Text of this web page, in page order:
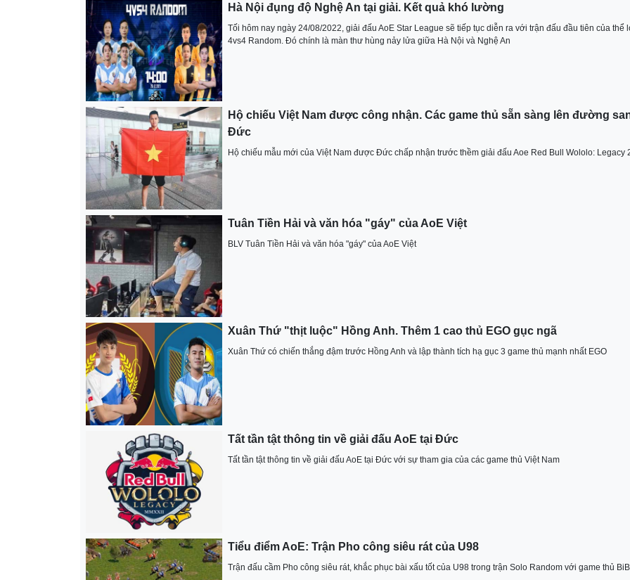
Hà Nội đụng độ Nghệ An tại giải. Kết quả khó lường
Tối hôm nay ngày 24/08/2022, giải đấu AoE Star League sẽ tiếp tục diễn ra với trận đấu đầu tiên của thể
4vs4 Random. Đó chính là màn thư hùng nảy lửa giữa Hà Nội và Nghệ An
Hộ chiếu Việt Nam được công nhận. Các game thủ sẵn sàng lên đường
Đức
Hộ chiếu mẫu mới của Việt Nam được Đức chấp nhận trước thềm giải đấu Aoe Red Bull Wololo: Legacy
Tuân Tiền Hải và văn hóa "gáy" của AoE Việt
BLV Tuân Tiền Hải và văn hóa "gáy" của AoE Việt
Xuân Thứ "thịt luộc" Hồng Anh. Thêm 1 cao thủ EGO gục ngã
Xuân Thứ có chiến thắng đậm trước Hồng Anh và lập thành tích hạ gục 3 game thủ mạnh nhất EGO
Tất tần tật thông tin về giải đấu AoE tại Đức
Tất tần tật thông tin về giải đấu AoE tại Đức với sự tham gia của các game thủ Việt Nam
Tiểu điểm AoE: Trận Pho công siêu rát của U98
Trận đấu cầm Pho công siêu rát, khắc phục bài xấu tốt của U98 trong trận Solo Random với game thủ